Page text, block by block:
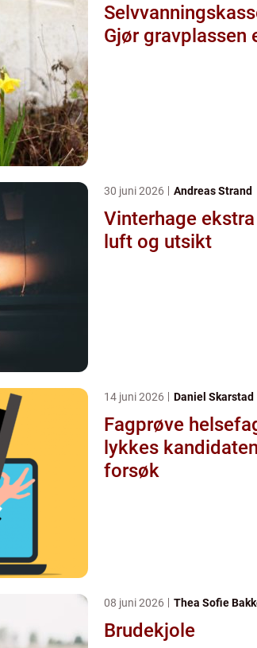
Gjør gravplassen
30 juni 2026 Andreas Strand
Vinterhage ekstra rom med lys,
luft og utsikt
14 juni 2026 Daniel Skarstad
Fagprøve
lykkes
forsøk
08 juni 2026 Thea Sofie
Brudekjole